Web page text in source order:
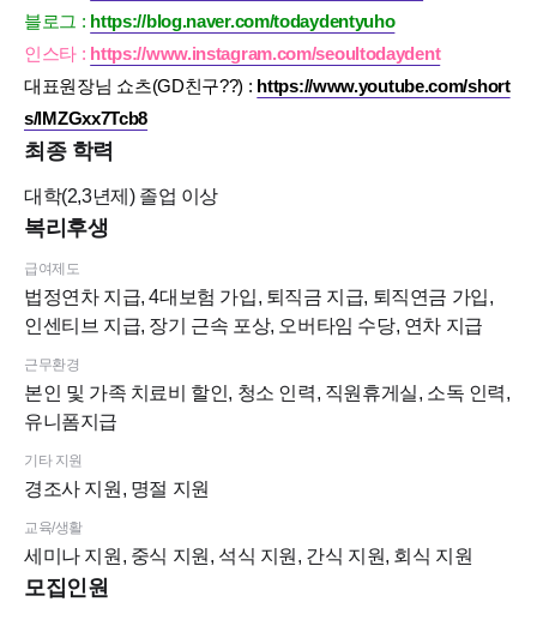
블로그 : https://blog.naver.com/todaydentyuho
인스타 : https://www.instagram.com/seoultodaydent
대표원장님 쇼츠(GD친구??) : https://www.youtube.com/short
s/lMZGxx7Tcb8
최종 학력
대학(2,3년제)졸업 이상
복리후생
급여제도
법정연차 지급, 4대보험 가입, 퇴직금 지급, 퇴직연금 가입,
인센티브 지급, 장기 근속 포상, 오버타임 수당, 연차 지급
근무환경
본인 및 가족 치료비 할인, 청소 인력, 직원휴게실, 소독 인력,
유니폼지급
기타 지원
경조사 지원, 명절 지원
교육/생활
세미나 지원, 중식 지원, 석식 지원, 간식 지원, 회식 지원
모집인원